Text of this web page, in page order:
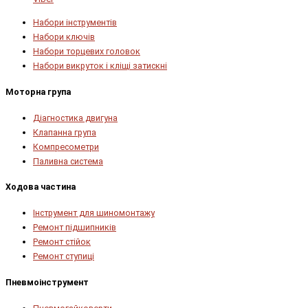
Набори інструментів
Набори ключів
Набори торцевих головок
Набори викруток і кліщі затискні
Моторна група
Діагностика двигуна
Клапанна група
Компресометри
Паливна система
Ходова частина
Інструмент для шиномонтажу
Ремонт підшипників
Ремонт стійок
Ремонт ступиці
Пневмоінструмент